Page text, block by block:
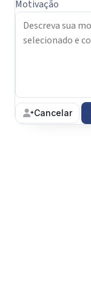
Motivação
Cancelar